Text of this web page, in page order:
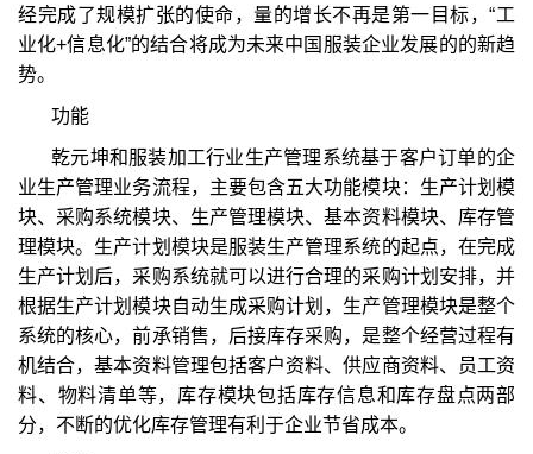
经完成了规模扩张的使命，量的增长不再是第一目标，“工
业化+信息化”的结合将成为未来中国服装企业发展的的新趋
势。
功能
乾元坤和服装加工行业生产管理系统基于客户订单的企
业生产管理业务流程，主要包含五大功能模块：生产计划模
块、采购系统模块、生产管理模块、基本资料模块、库存管
理模块。生产计划模块是服装生产管理系统的起点，在完成
生产计划后，采购系统就可以进行合理的采购计划安排，并
根据生产计划模块自动生成采购计划，生产管理模块是整个
系统的核心，前承销售，后接库存采购，是整个经营过程有
机结合，基本资料管理包括客户资料、供应商资料、员工资
料、物料清单等，库存模块包括库存信息和库存盘点两部
分，不断的优化库存管理有利于企业节省成本。